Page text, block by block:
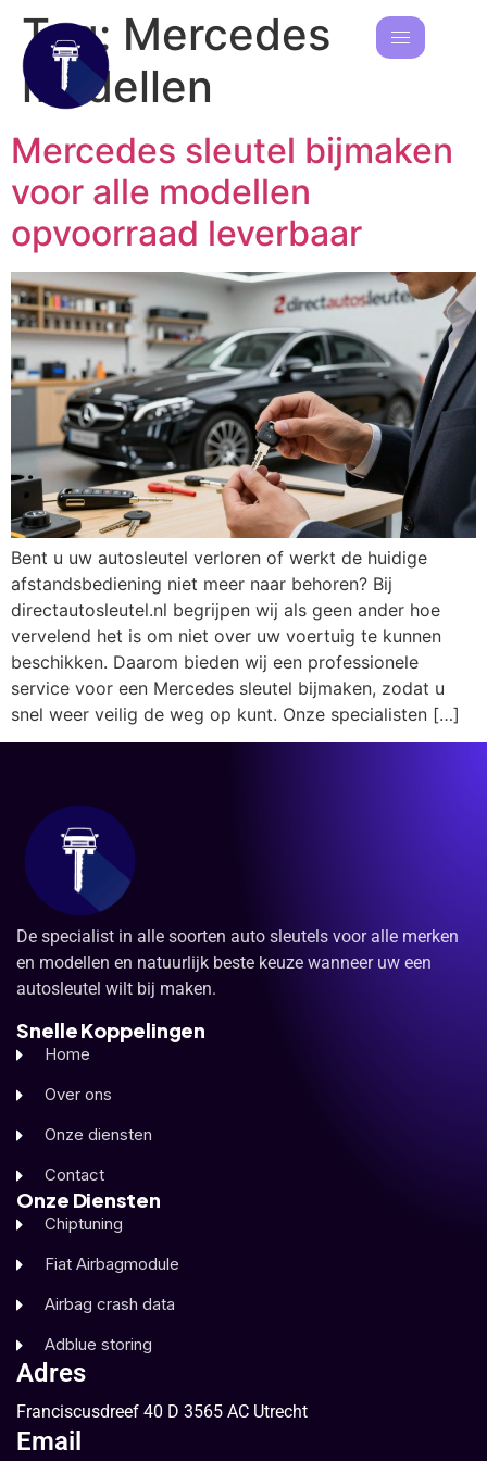
Tag: Mercedes
modellen
Mercedes sleutel bijmaken
voor alle modellen
opvoorraad leverbaar
Bent u uw autosleutel verloren of werkt de huidige
afstandsbediening niet meer naar behoren? Bij
directautosleutel.nl begrijpen wij als geen ander hoe
vervelend het is om niet over uw voertuig te kunnen
beschikken. Daarom bieden wij een professionele
service voor een Mercedes sleutel bijmaken, zodat u
snel weer veilig de weg op kunt. Onze specialisten […]
De specialist in alle soorten auto sleutels voor alle merken
en modellen en natuurlijk beste keuze wanneer uw een
autosleutel wilt bij maken.
Snelle Koppelingen
Home
Over ons
Onze diensten
Contact
Onze Diensten
Chiptuning
Fiat Airbagmodule
Airbag crash data
Adblue storing
Adres
Franciscusdreef 40 D 3565 AC Utrecht
Email